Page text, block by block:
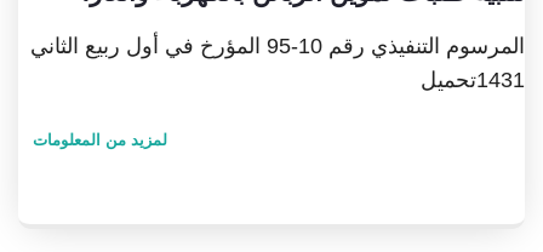
المرسوم التنفيذي رقم 10-95 المؤرخ في أول ربيع الثاني
1431تحميل
لمزيد من المعلومات